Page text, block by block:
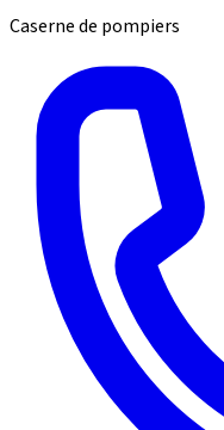
Caserne de pompiers